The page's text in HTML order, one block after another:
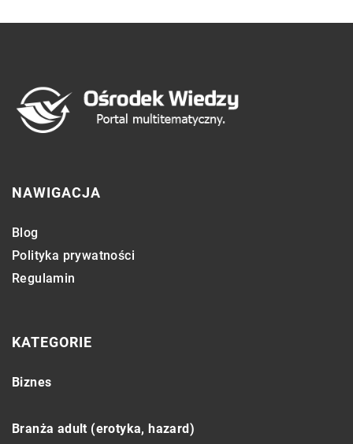
NAWIGACJA
Blog
Polityka prywatności
Regulamin
KATEGORIE
Biznes
Branża adult (erotyka, hazard)